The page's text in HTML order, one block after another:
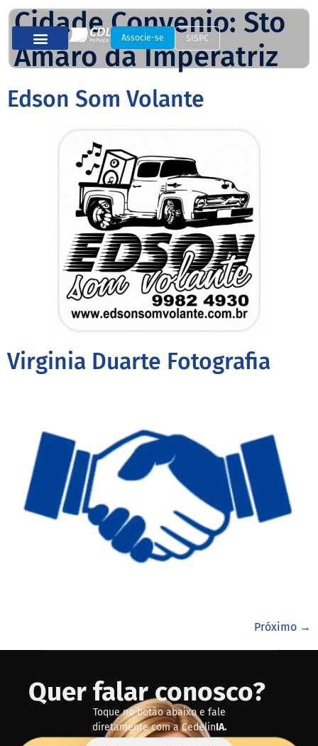
Associe-se SISPC
Cidade Convenio: Sto
Amaro da Imperatriz
Edson Som Volante
Virginia Duarte Fotografia
Próximo →
Quer falar conosco?
Toque no botão abaixo e fale
diretamente com a CedelinIA.